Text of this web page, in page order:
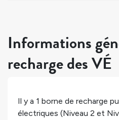
Informations
recharge des VÉ
Il y a 1 borne de recharge
électriques (Niveau 2 et